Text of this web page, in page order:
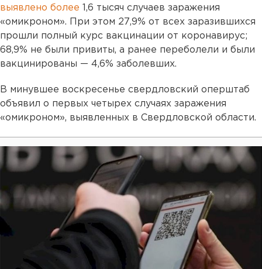
выявлено более 1,6 тысяч случаев заражения
«омикроном». При этом 27,9% от всех заразившихся
прошли полный курс вакцинации от коронавирус;
68,9% не были привиты, а ранее переболели и были
вакцинированы — 4,6% заболевших.
В минувшее воскресенье свердловский оперштаб
объявил о первых четырех случаях заражения
«омикроном», выявленных в Свердловской области.